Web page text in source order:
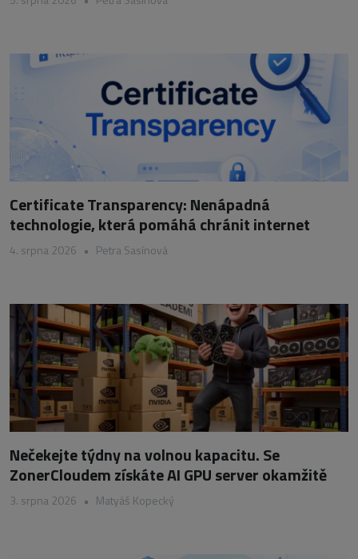
Certificate Transparency: Nenápadná
technologie, která pomáhá chránit internet
4. srpna 2026 • Petra Sasínová
Nečekejte týdny na volnou kapacitu. Se
ZonerCloudem získáte AI GPU server okamžitě
3. srpna 2026 • Matyáš Kopecký